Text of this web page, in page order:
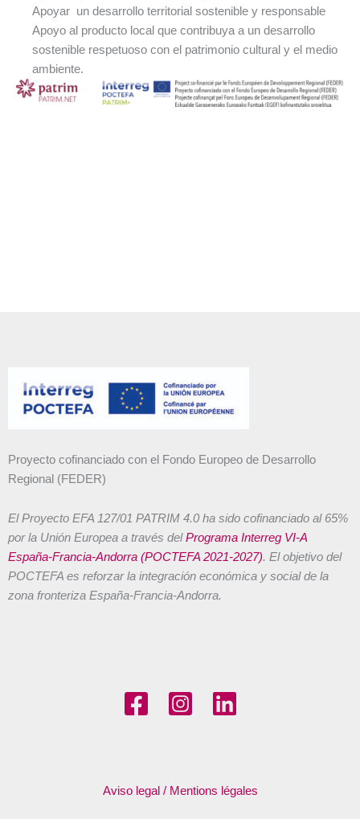
Apoyar un desarrollo territorial sostenible y responsable
Apoyo al producto local que contribuya a un desarrollo
sostenible respetuoso con el patrimonio cultural y el medio
ambiente.
Proyecto cofinanciado con el Fondo Europeo de Desarrollo
Regional (FEDER)
El Proyecto EFA 127/01 PATRIM 4.0 ha sido cofinanciado al 65%
por la Unión Europea a través delPrograma Interreg VI-A
España-Francia-Andorra (POCTEFA 2021-2027). El objetivo del
POCTEFA es reforzar la integración económica y social de la
zona fronteriza España-Francia-Andorra.
Aviso legal / Mentions légales